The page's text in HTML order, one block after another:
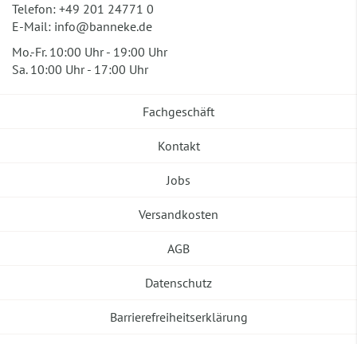
Telefon: +49 201 24771 0
E-Mail: info@banneke.de
Mo.-Fr. 10:00 Uhr - 19:00 Uhr
Sa. 10:00 Uhr - 17:00 Uhr
Fachgeschäft
Kontakt
Jobs
Versandkosten
AGB
Datenschutz
Barrierefreiheitserklärung